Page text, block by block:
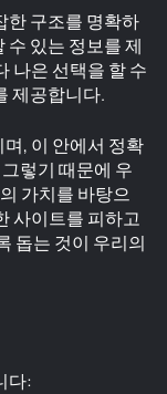
한 구조를 명확하
있는 정보를 제
나은 선택을 할 수
제공합니다.
, 이 안에서 정확
렇기 때문에 우
가치를 바탕으
사이트를 피하고
돕는 것이 우리의
다: